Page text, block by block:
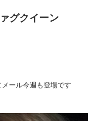
グクイーン
ール今週も登場です